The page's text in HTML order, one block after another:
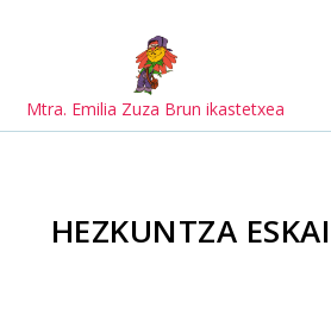
Mtra. Emilia Zuza Brun ikastetxea
HEZKUNTZA